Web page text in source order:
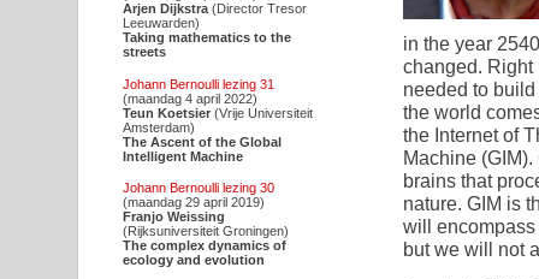
Arjen Dijkstra(Director Tresor
Leeuwarden)
Taking mathematics to the
streets
Johann Bernoulli lezing 31
(maandag 4 april 2022)
Teun Koetsier(Vrije Universiteit
Amsterdam)
The Ascent of the Global
Intelligent Machine
Johann Bernoulli lezing 30
(maandag 29 april 2019)
Franjo Weissing
(Rijksuniversiteit Groningen)
The complex dynamics of
ecology and evolution
in the year
changed. Right
needed to
the world
the Internet of
Machine
brains that
nature. GIM is
will encompass
but we will not